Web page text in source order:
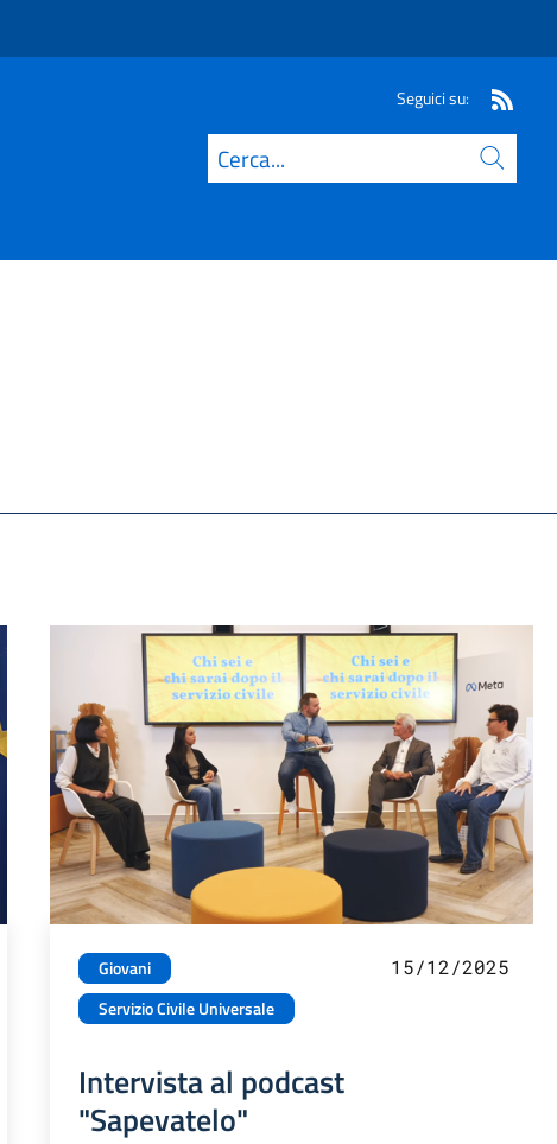
Seguici su:
Cerca
Giovani
Servizio Civile Universale
15/12/2025
Intervista al podcast
"Sapevatelo"